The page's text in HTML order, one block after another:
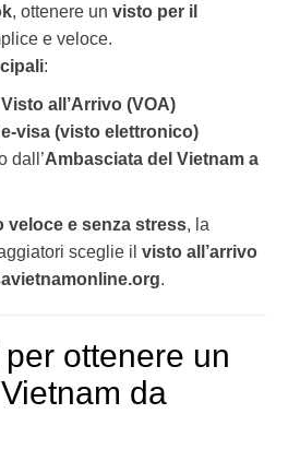
, ottenere un visto per il
e veloce.
:
Visto all’Arrivo (VOA)
e-visa (visto elettronico)
dall’Ambasciata del Vietnam a
veloce e senza stress, la
sceglie il visto all’arrivo
.
ottenere un
da